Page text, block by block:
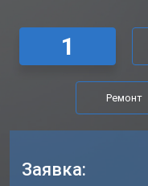
1
Ремонт
Заявка: